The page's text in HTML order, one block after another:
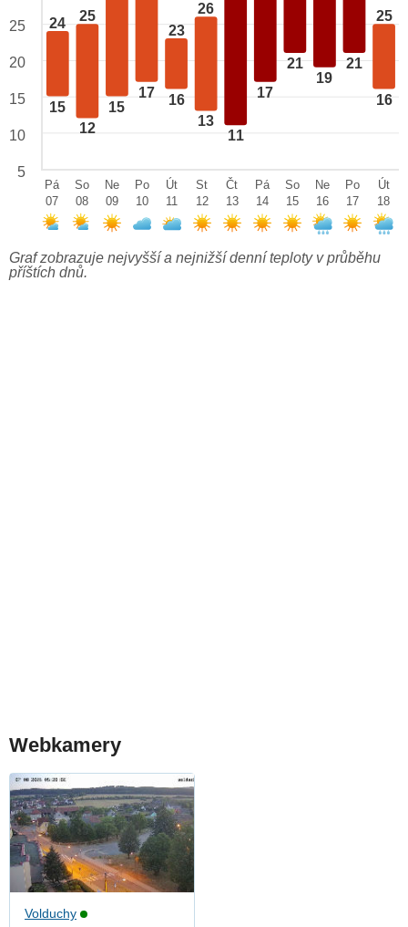
24
15
25
12
15
17
23
16
26
13
11
17
21
19
21
25
16
25
20
15
10
5
Pá
07
So
08
Ne
09
Po
10
Út
11
St
12
Čt
13
Pá
14
So
15
Ne
16
Po
17
Út
18
Graf zobrazuje nejvyšší a nejnižší denní teploty v průběhu
příštích dnů.
Webkamery
Volduchy